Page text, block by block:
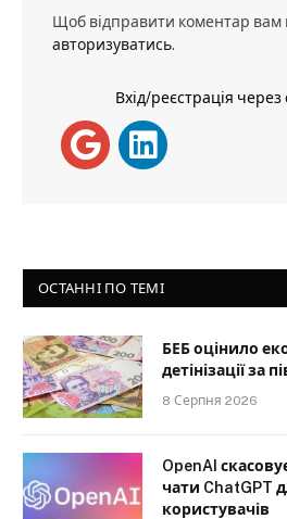
Щоб відправити коментар вам
авторизуватись.
Вхід/реєстрація
ОСТАННІ ПО ТЕМІ
БЕБ оцінило
детінізації за
8 Серпня 2026
OpenAI
чати ChatGPT
користувачів